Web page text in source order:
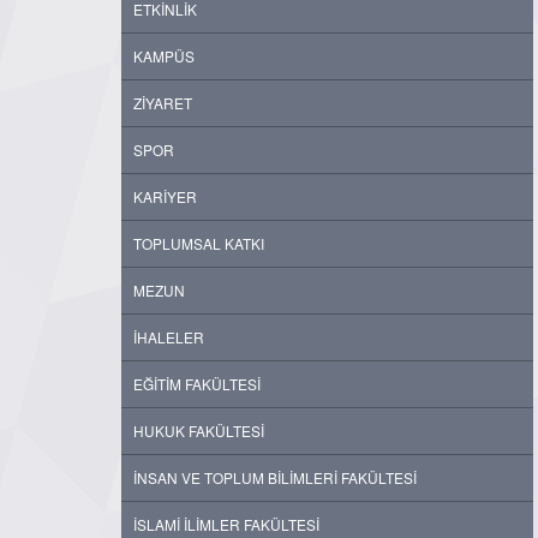
ETKİNLİK
KAMPÜS
ZİYARET
SPOR
KARİYER
TOPLUMSAL KATKI
MEZUN
İHALELER
EĞİTİM FAKÜLTESİ
HUKUK FAKÜLTESİ
İNSAN VE TOPLUM BİLİMLERİ FAKÜLTESİ
İSLAMİ İLİMLER FAKÜLTESİ